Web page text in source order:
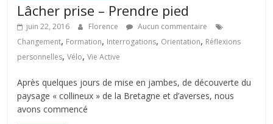
Lâcher prise – Prendre pied
juin 22, 2016 Florence
Aucun commentaire
Changement, Formation, Interrogations, Orientation, Réflexions
personnelles,Vélo,Vie Active
Après quelques jours de mise en jambes, de découverte du
paysage « collineux » de la Bretagne et d’averses, nous
avons commencé